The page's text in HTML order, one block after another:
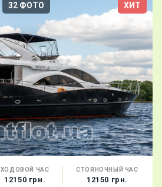
32 ФОТО ХИТ
ХОДОВОЙ ЧАС
12150 грн.
СТОЯНОЧНЫЙ ЧАС
12150 грн.